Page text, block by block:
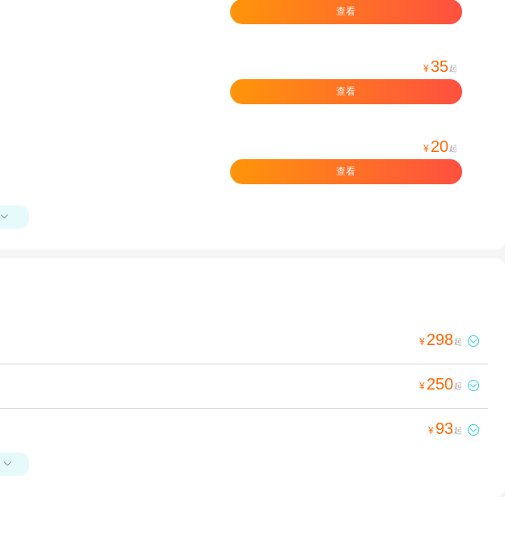
查看
¥35 起
查看
¥ 20 起
查看

¥ 298起 
¥ 250起 
¥ 93起 
